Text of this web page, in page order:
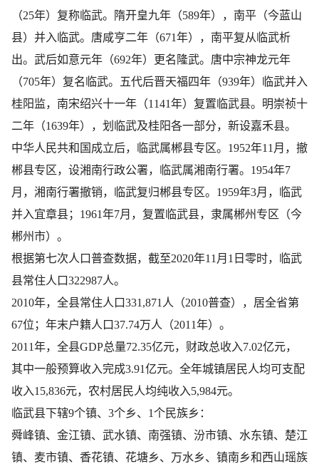
（25年）复称临武。隋开皇九年（589年），南平（今蓝山
县）并入临武。唐咸亨二年（671年），南平复从临武析
出。武后如意元年（692年）更名隆武。唐中宗神龙元年
（705年）复名临武。五代后晋天福四年（939年）临武并入
桂阳监，南宋绍兴十一年（1141年）复置临武县。明崇祯十
二年（1639年），划临武及桂阳各一部分，新设嘉禾县。
中华人民共和国成立后，临武属郴县专区。1952年11月，撤
郴县专区，设湘南行政公署，临武属湘南行署。1954年7
月，湘南行署撤销，临武复归郴县专区。1959年3月，临武
并入宜章县；1961年7月，复置临武县，隶属郴州专区（今
郴州市）。
根据第七次人口普查数据，截至2020年11月1日零时，临武
县常住人口322987人。
2010年，全县常住人口331,871人（2010普查），居全省第
67位；年末户籍人口37.74万人（2011年）。
2011年，全县GDP总量72.35亿元，财政总收入7.02亿元，
其中一般预算收入完成3.91亿元。全年城镇居民人均可支配
收入15,836元，农村居民人均纯收入5,984元。
临武县下辖9个镇、3个乡、1个民族乡：
舜峰镇、​金江镇、​武水镇、​南强镇、​汾市镇、​水东镇、​楚江
镇、​麦市镇、​香花镇、​花塘乡、​万水乡、​镇南乡和西山瑶族